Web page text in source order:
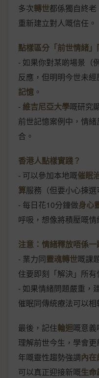
多次轉世都係獨自終
重新建立對人嘅信任。
點樣區分「前世情緒」
- 如果你對某啲場景（
反應，但明明今世未
記憶 。
- 維吉尼亞大學嘅研究
前世記憶案例中，情
合。
香港人點樣實踐？
- 可以參加本地嘅催眠
算服務（但要小心揀
- 每日花10分鐘做身心
呼吸，想像將積壓嘅情
注意：情緒釋放唔係
- 業力同靈魂轉世嘅課
住要即刻「解決」所有
- 如果情緒問題嚴重，
催眠同傳統療法可以相
最後，記住輪迴嘅意
理解前世今生，學會
年嘅靈性趨勢強調內
可以真正迎接新嘅生命